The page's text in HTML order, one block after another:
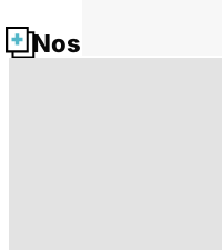
Nos fiches santé